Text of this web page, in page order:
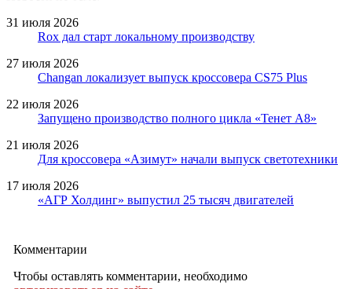
31 июля 2026
Rox дал старт локальному производству
27 июля 2026
Changan локализует выпуск кроссовера CS75 Plus
22 июля 2026
Запущено производство полного цикла «Тенет A8»
21 июля 2026
Для кроссовера «Азимут» начали выпуск светотехники
17 июля 2026
«АГР Холдинг» выпустил 25 тысяч двигателей
Комментарии
Чтобы оставлять комментарии, необходимо